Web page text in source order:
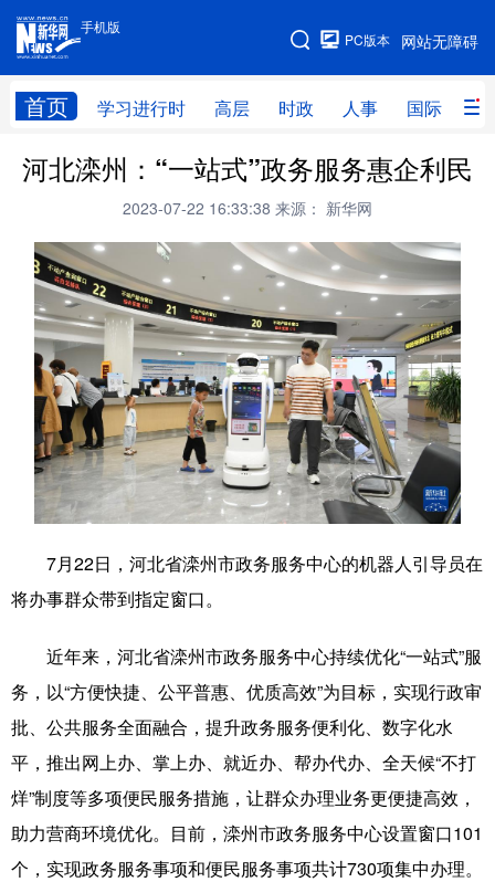
手机版
网站无障碍
PC版本
首页 学习进行时 高层 时政 人事 国际 财
手机版
网站地图
学习进行时 高层 时政 人事
财经 网评
台湾 思客智库 全球连线 教育
科技 科创 体育
文化 书画 健康 军事
访谈 视频 图片 政务
法律 中央文件 金融 汽车
食品 人居 信息化 数字经济
文化产业
地方频道
北京 天津 河北 山西
河北滦州：“一站式”政务服务惠企利民
2023-07-22 16:33:38 来源： 新华网
7月22日，河北省滦州市政务服务中心的机器人引导员在
将办事群众带到指定窗口。
近年来，河北省滦州市政务服务中心持续优化“一站式”服
务，以“方便快捷、公平普惠、优质高效”为目标，实现行政审
批、公共服务全面融合，提升政务服务便利化、数字化水
平，推出网上办、掌上办、就近办、帮办代办、全天候“不打
烊”制度等多项便民服务措施，让群众办理业务更便捷高效，
助力营商环境优化。目前，滦州市政务服务中心设置窗口101
个，实现政务服务事项和便民服务事项共计730项集中办理。